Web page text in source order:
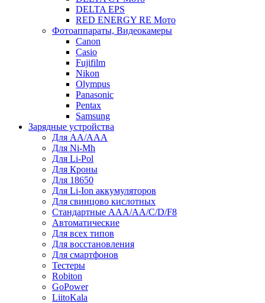
DELTA EPS
RED ENERGY RE Мото
Фотоаппараты, Видеокамеры
Canon
Casio
Fujifilm
Nikon
Olympus
Panasonic
Pentax
Samsung
Зарядные устройства
Для AA/AAA
Для Ni-Mh
Для Li-Pol
Для Кроны
Для 18650
Для Li-Ion аккумуляторов
Для свинцово кислотных
Стандартные ААА/АА/С/D/F8
Автоматические
Для всех типов
Для восстановления
Для смартфонов
Тестеры
Robiton
GoPower
LiitoKala